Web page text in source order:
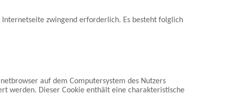
zwingend erforderlich. Es besteht folglich
auf dem Computersystem des Nutzers
werden. Dieser Cookie enthält eine charakteristische